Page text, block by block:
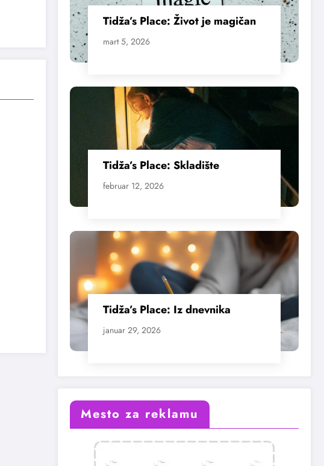
Tidža’s Place: Život je magičan
mart 5, 2026
Tidža’s Place: Skladište
februar 12, 2026
Tidža’s Place: Iz dnevnika
januar 29, 2026
Mesto za reklamu